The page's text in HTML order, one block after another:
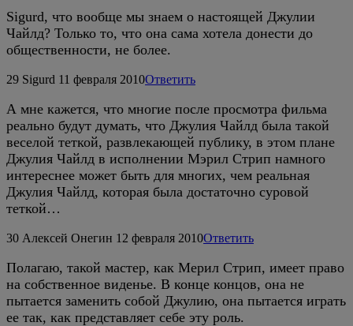
Sigurd, что вообще мы знаем о настоящей Джулии
Чайлд? Только то, что она сама хотела донести до
общественности, не более.
29 Sigurd 11 февраля 2010Ответить
А мне кажется, что многие после просмотра фильма
реально будут думать, что Джулия Чайлд была такой
веселой теткой, развлекающей публику, в этом плане
Джулия Чайлд в исполнении Мэрил Стрип намного
интереснее может быть для многих, чем реальная
Джулия Чайлд, которая была достаточно суровой
теткой…
30 Алексей Онегин 12 февраля 2010Ответить
Полагаю, такой мастер, как Мерил Стрип, имеет право
на собственное виденье. В конце концов, она не
пытается заменить собой Джулию, она пытается играть
ее так, как представляет себе эту роль.